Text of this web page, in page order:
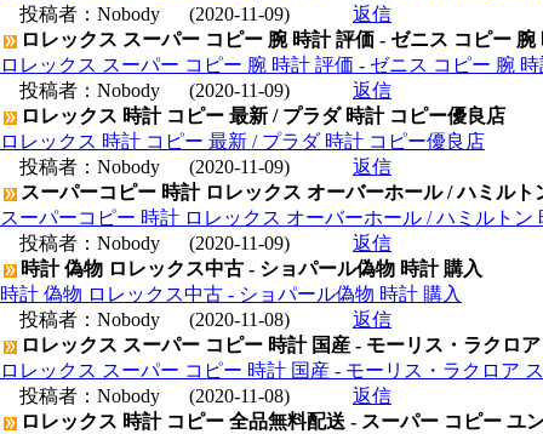
投稿者： Nobody (2020-11-09)
返信
ロレックス スーパー コピー 腕 時計 評価 - ゼニス コピー 腕
ロレックス スーパー コピー 腕 時計 評価 - ゼニス コピー 腕
投稿者： Nobody (2020-11-09)
返信
ロレックス 時計 コピー 最新 / プラダ 時計 コピー優良店
ロレックス 時計 コピー 最新 / プラダ 時計 コピー優良店
投稿者： Nobody (2020-11-09)
返信
スーパーコピー 時計 ロレックス オーバーホール / ハミル
スーパーコピー 時計 ロレックス オーバーホール / ハミルトン
投稿者： Nobody (2020-11-09)
返信
時計 偽物 ロレックス中古 - ショパール偽物 時計 購入
時計 偽物 ロレックス中古 - ショパール偽物 時計 購入
投稿者： Nobody (2020-11-08)
返信
ロレックス スーパー コピー 時計 国産 - モーリス・ラクロ
ロレックス スーパー コピー 時計 国産 - モーリス・ラクロア
投稿者： Nobody (2020-11-08)
返信
ロレックス 時計 コピー 全品無料配送 - スーパー コピー ユ